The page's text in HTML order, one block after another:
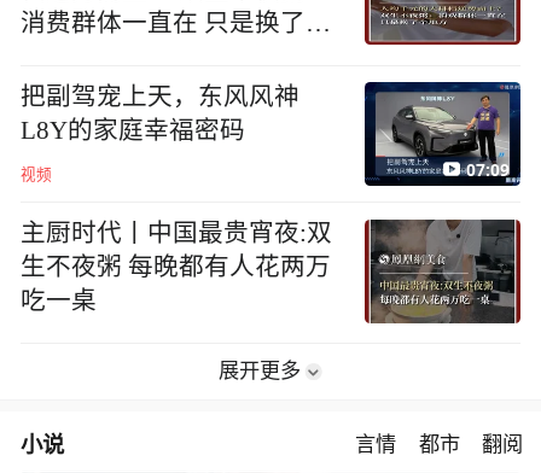
消费群体一直在 只是换了个
把副驾宠上天，东风风神
L8Y的家庭幸福密码
视频 07:09
主厨时代丨中国最贵宵夜:双
生不夜粥 每晚都有人花两万
吃一桌
展开更多
小说 言情 都市 翻阅